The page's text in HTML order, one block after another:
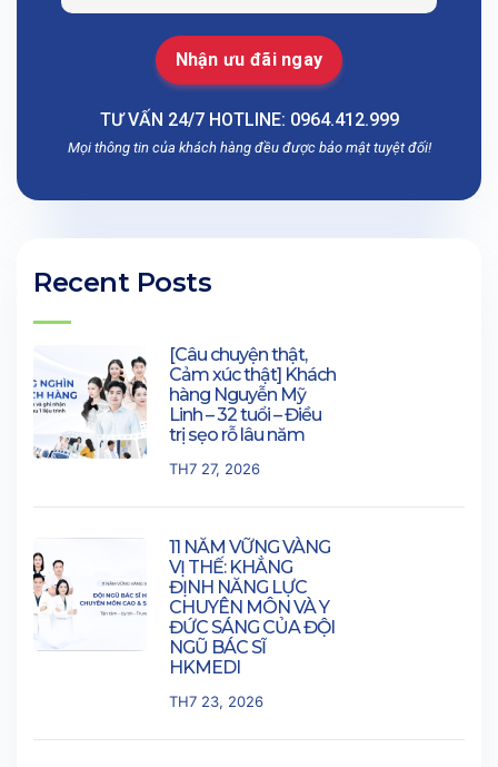
TƯ VẤN 24/7 HOTLINE: 0964.412.999
Mọi thông tin của khách hàng đều được bảo mật tuyệt đối!
Recent Posts
[Câu chuyện thật,
Cảm xúc thật] Khách
hàng Nguyễn Mỹ
Linh – 32 tuổi – Điều
trị sẹo rỗ lâu năm
TH7 27, 2026
11 NĂM VỮNG VÀNG
VỊ THẾ: KHẲNG
ĐỊNH NĂNG LỰC
CHUYÊN MÔN VÀ Y
ĐỨC SÁNG CỦA ĐỘI
NGŨ BÁC SĨ
HKMEDI
TH7 23, 2026